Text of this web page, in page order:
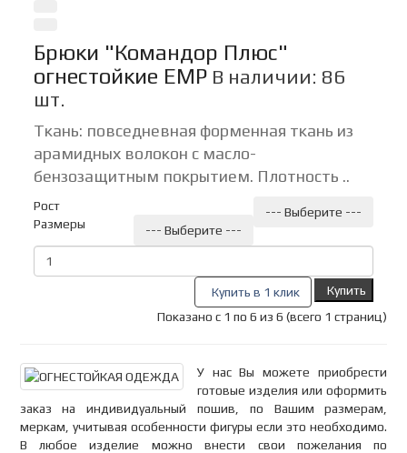
Брюки "Командор Плюс"
огнестойкие ЕМР В наличии: 86
шт.
Ткань: повседневная форменная ткань из
арамидных волокон с масло-
бензозащитным покрытием. Плотность ..
Рост
--- Выберите ---
Размеры
--- Выберите ---
Купить в 1 клик
Купить
Показано с 1 по 6 из 6 (всего 1 страниц)
У нас Вы можете приобрести
готовые изделия или оформить
заказ на индивидуальный пошив, по Вашим размерам,
меркам, учитывая особенности фигуры если это необходимо.
В любое изделие можно внести свои пожелания по